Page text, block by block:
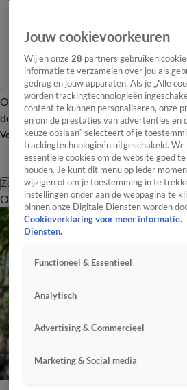
OverzichtAfleveringen Entertainment
de redactieNieuwsbrief
Volg Shownieuws
Zoeken
OverzichtEntertainment
Jouw cookievoorkeuren
Wij en onze 28 partners gebruiken
informatie te verzamelen over jou als
gedrag en jouw apparaten. Als je „Alle
worden trackingtechnologieën
content te kunnen personaliseren, onze
en om de prestaties van advertenties en
keuze opslaan” selecteert of je
trackingtechnologieën uitgeschakeld.
essentiële cookies om de website goed
houden. Je kunt dit menu op ieder
wijzigen of om je toestemming in te
instellingen onder aan de webpagina te
binnen onze Digitale Diensten worden
Cookieverklaring voor meer informatie.
Diensten.
Functioneel & Essentieel
Analytisch
Advertising & Commercieel
Marketing & Social media